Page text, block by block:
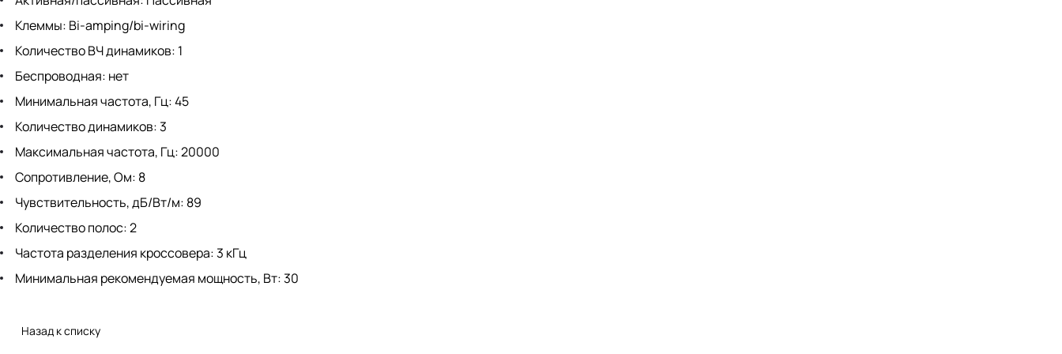
Клеммы: Bi-amping/bi-wiring
Количество ВЧ динамиков: 1
Беспроводная: нет
Минимальная частота, Гц: 45
Количество динамиков: 3
Максимальная частота, Гц: 20000
Сопротивление, Ом: 8
Чувствительность, дБ/Вт/м: 89
Количество полос: 2
Частота разделения кроссовера: 3 кГц
Минимальная рекомендуемая мощность, Вт: 30
Назад к списку